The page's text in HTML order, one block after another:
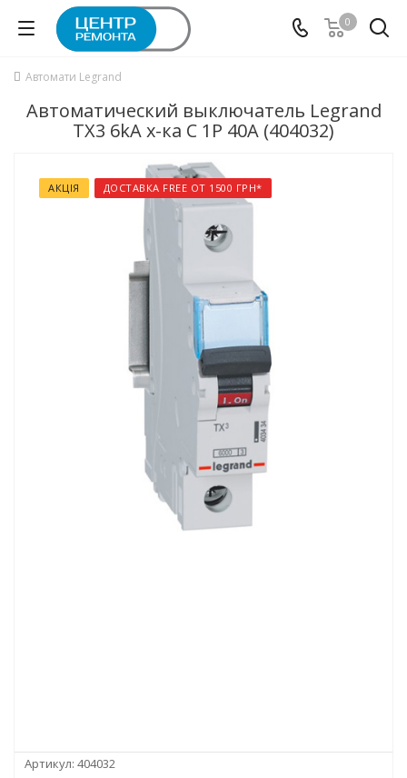
0
Автомати Legrand
Автоматический выключатель Legrand
TX3 6kA х-ка C 1P 40А (404032)
АКЦІЯ ДОСТАВКА FREE ОТ 1500 ГРН*
Артикул: 404032